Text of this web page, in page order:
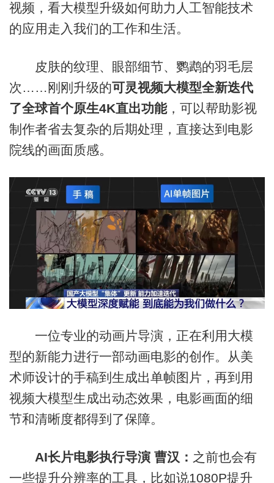
视频，看大模型升级如何助力人工智能技术
的应用走入我们的工作和生活。
皮肤的纹理、眼部细节、鹦鹉的羽毛层
次……刚刚升级的可灵视频大模型全新迭代
了全球首个原生4K直出功能，可以帮助影视
制作者省去复杂的后期处理，直接达到电影
院线的画面质感。
一位专业的动画片导演，正在利用大模
型的新能力进行一部动画电影的创作。从美
术师设计的手稿到生成出单帧图片，再到用
视频大模型生成出动态效果，电影画面的细
节和清晰度都得到了保障。
AI长片电影执行导演 曹汉： 之前也会有
一些提升分辨率的工具，比如说1080P提升